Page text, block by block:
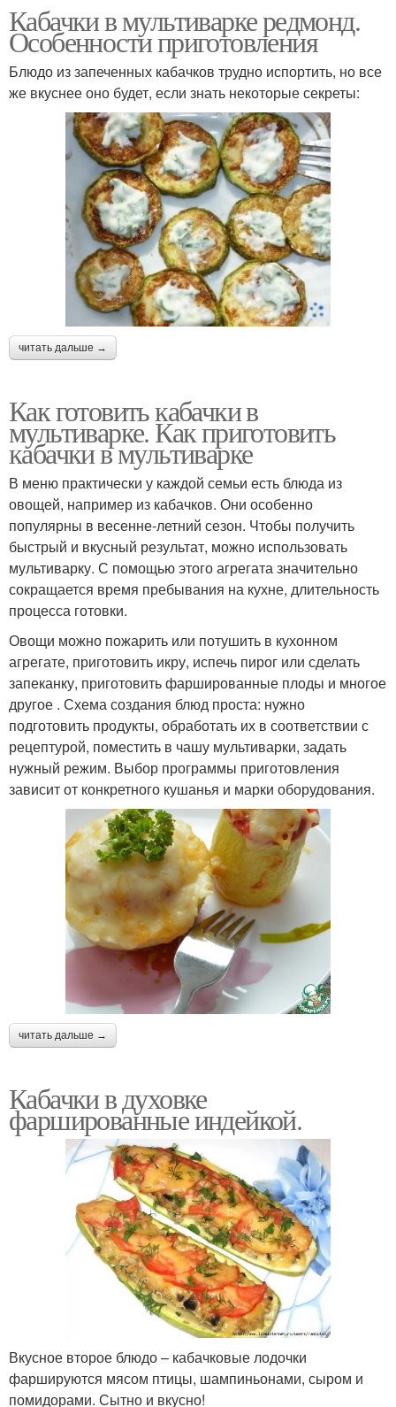
Кабачки в мультиварке редмонд.
Особенности приготовления
Блюдо из запеченных кабачков трудно испортить, но все
же вкуснее оно будет, если знать некоторые секреты:
читать дальше →
Как готовить кабачки в
мультиварке. Как приготовить
кабачки в мультиварке
В меню практически у каждой семьи есть блюда из
овощей, например из кабачков. Они особенно
популярны в весенне-летний сезон. Чтобы получить
быстрый и вкусный результат, можно использовать
мультиварку. С помощью этого агрегата значительно
сокращается время пребывания на кухне, длительность
процесса готовки.
Овощи можно пожарить или потушить в кухонном
агрегате, приготовить икру, испечь пирог или сделать
запеканку, приготовить фаршированные плоды и многое
другое . Схема создания блюд проста: нужно
подготовить продукты, обработать их в соответствии с
рецептурой, поместить в чашу мультиварки, задать
нужный режим. Выбор программы приготовления
зависит от конкретного кушанья и марки оборудования.
читать дальше →
Кабачки в духовке
фаршированные индейкой.
Вкусное второе блюдо – кабачковые лодочки
фаршируются мясом птицы, шампиньонами, сыром и
помидорами. Сытно и вкусно!